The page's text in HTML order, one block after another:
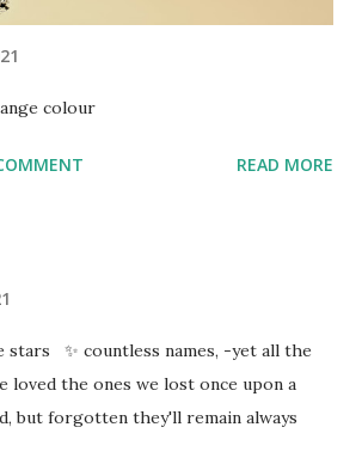
colour
READ MORE
✨ countless names, -yet all the
loved the ones we lost once upon a
but forgotten they'll remain always